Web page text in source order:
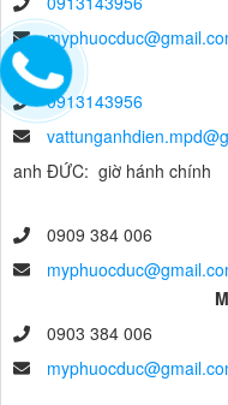
0913143956
anh ĐỨC: giờ hánh chính
0909 384 006
0903 384 006